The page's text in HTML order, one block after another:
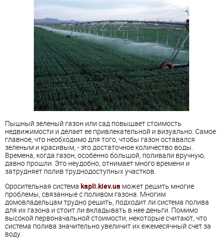
Пышный зеленый газон или сад повышает стоимость
недвижимости и делает ее привлекательной и визуально. Самое
главное, что необходимо для того, чтобы газон оставался
зеленым и красивым, - это достаточное количество воды.
Времена, когда газон, особенно большой, поливали вручную,
давно прошли. Это неудобно, отнимает много времени и
затрудняет полив труднодоступных участков.
Оросительная система kapli.kiev.ua может решить многие
проблемы, связанные с поливом газона. Многим
домовладельцам трудно решить, подходит ли система полива
для их газона и стоит ли вкладывать в нее деньги. Помимо
высокой первоначальной стоимости, некоторые считают, что
система полива значительно увеличит их ежемесячный счет за
воду.